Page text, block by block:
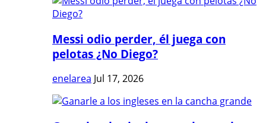
Messi odio perder, él juega con
pelotas ¿No Diego?
enelarea Jul 17, 2026